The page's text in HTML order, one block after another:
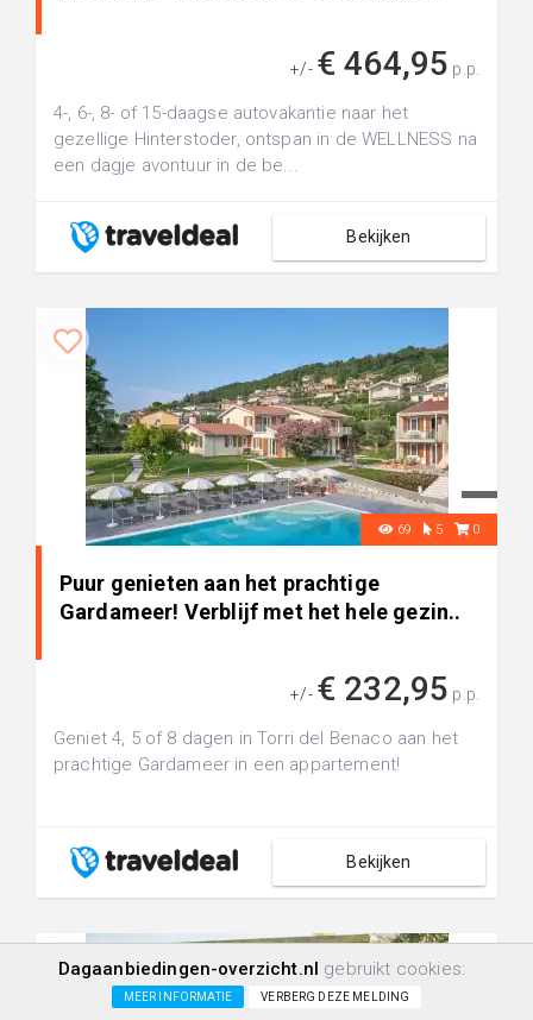
+/- € 464,95 p.p.
4-, 6-, 8- of 15-daagse autovakantie naar het
gezellige Hinterstoder, ontspan in de WELLNESS na
een dagje avontuur in de be...
Bekijken
69 5 0
Puur genieten aan het prachtige
Gardameer! Verblijf met het hele gezin..
+/- € 232,95 p.p.
Geniet 4, 5 of 8 dagen in Torri del Benaco aan het
prachtige Gardameer in een appartement!
Bekijken
Dagaanbiedingen-overzicht.nl gebruikt cookies:
MEER INFORMATIE VERBERG DEZE MELDING